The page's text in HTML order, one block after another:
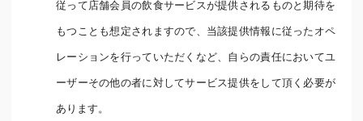
従って店舗会員の飲食サービスが提供されるものと期待を
もつことも想定されますので、当該提供情報に従ったオペ
レーションを行っていただくなど、自らの責任においてユ
ーザーその他の者に対してサービス提供をして頂く必要が
あります。